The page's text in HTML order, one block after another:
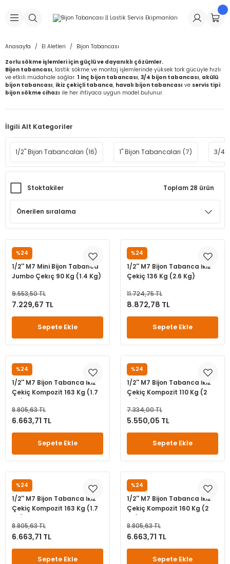
Makineleri
Dolgu Lastikleri
Dolgu Lastikleri
İç Lastikleri
İç Lastikleri
& Sibop İlaveleri
Kapağı
Tüpü
& Spreyler
Makinesi Yedek Parçaları
Yedek Parçaları
Anasayfa El Aletleri
Bijon Tabancası
Zorlu sökme işlemleri için güçlü ve dayanıklı çözümler.
Bijon tabancası, lastik sökme ve montaj işlemlerinde yüksek tork gücüyle hızlı
ve etkili müdahale sağlar. 1 inç bijon tabancası, 3/4 bijon tabancası, akülü
bijon tabancası, ikiz çekiçli tabanca, havalı bijon tabancası ve servis tipi
bijon sökme cihazı ile her ihtiyaca uygun model bulunur.
İlgili Alt Kategoriler
1/2" Bijon Tabancaları (16) 1" Bijon Tabancaları (7) 3/4"
Stoktakiler Toplam 28 ürün
%24
M7
1/2'' M7 Mini Bijon Tabanca
Jumbo Çekıç 90 Kg (1.4 Kg)
9.553,50 TL
7.229,67 TL
Sepete Ekle
%24
M7
1/2'' M7 Bijon Tabanca İkiz
Çekiç 136 Kg (2.6 Kg)
11.724,75 TL
8.872,78 TL
Sepete Ekle
%24
M7
1/2'' M7 Bijon Tabanca İkiz
Çekiç Kompozit 163 Kg (1.7
8.805,63 TL
6.663,71 TL
Sepete Ekle
%24
M7
1/2'' M7 Bijon Tabanca İkiz
Çekiç Kompozit 110 Kg (2
7.334,00 TL
5.550,05 TL
Sepete Ekle
%24
M7
1/2'' M7 Bijon Tabanca İkiz
Çekiç Kompozit 163 Kg (1.7
8.805,63 TL
6.663,71 TL
Sepete Ekle
%24
M7
1/2'' M7 Bijon Tabanca İkiz
Çekiç Kompozit 160 Kg (2
8.805,63 TL
6.663,71 TL
Sepete Ekle